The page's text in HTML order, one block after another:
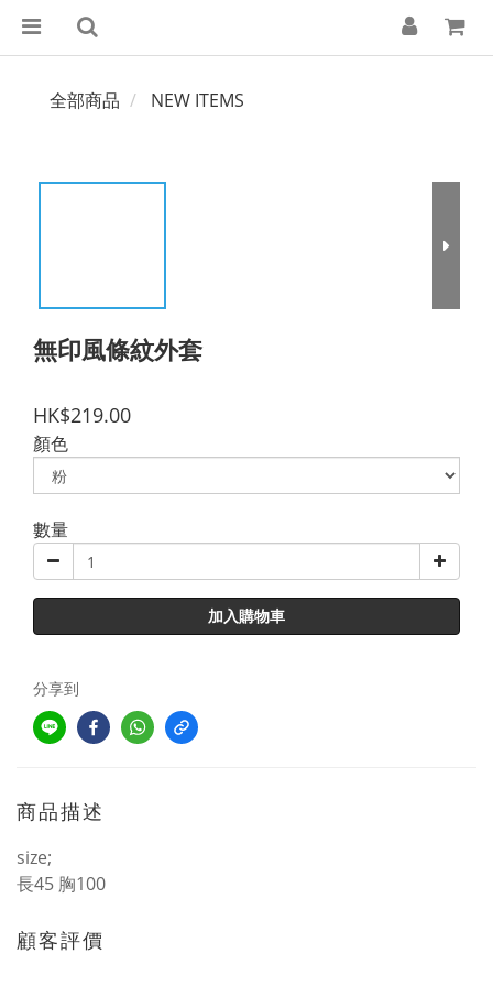
全部商品 NEW ITEMS
無印風條紋外套
HK$219.00
顏色
數量
加入購物車
分享到
商品描述
size;
長45 胸100
顧客評價